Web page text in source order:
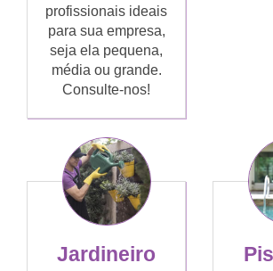
profissionais ideais
para sua empresa,
seja ela pequena,
média ou grande.
Consulte-nos!
Jardineiro